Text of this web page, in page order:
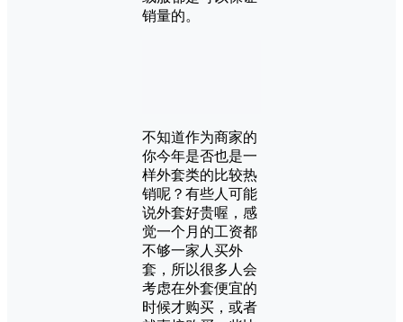
销量的。
不知道作为商家的
你今年是否也是一
样外套类的比较热
销呢？有些人可能
说外套好贵喔，感
觉一个月的工资都
不够一家人买外
套，所以很多人会
考虑在外套便宜的
时候才购买，或者